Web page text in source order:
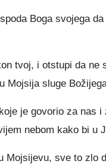
Boga svojega
tvoj, i otstupi da
Mojsija sluge
je govorio za nas
nebom kako bi u
Mojsijevu, sve to zlo